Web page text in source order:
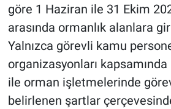
göre 1 Haziran ile 31 Ekim
arasında ormanlık alanlara
Yalnızca görevli kamu
organizasyonları
ile orman işletmelerinde
belirlenen şartlar